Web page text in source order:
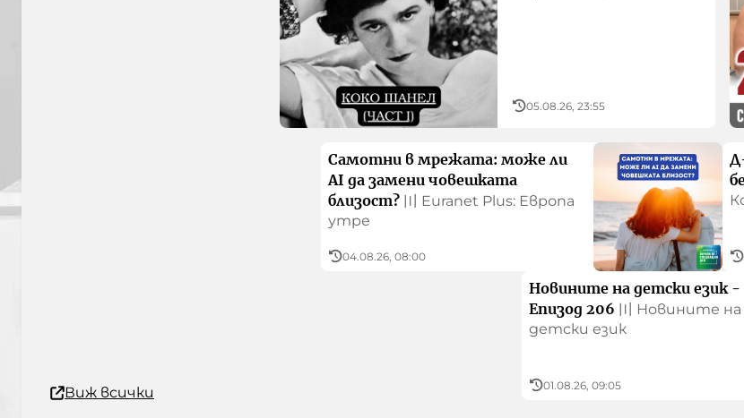
Виж всички
05.08.26, 23:55
Самотни в мрежата: може ли
AI да замени човешката
близост? 〣
Euranet Plus: Европа
утре
04.08.26, 08:00
Новините на детски език -
Епизод 206
〣
Новините на
детски език
01.08.26, 09:05